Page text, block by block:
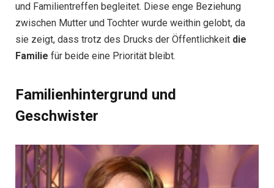
und Familientreffen begleitet. Diese enge Beziehung
zwischen Mutter und Tochter wurde weithin gelobt, da
sie zeigt, dass trotz des Drucks der Öffentlichkeit die
Familie für beide eine Priorität bleibt.
Familienhintergrund und
Geschwister